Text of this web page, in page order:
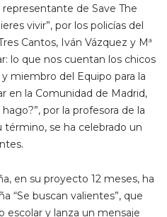
de Save The
vivir”, por los policías del
Cantos, Iván Vázquez y Mª
lo que nos cuentan los chicos
miembro del Equipo para la
en la Comunidad de Madrid,
por la profesora de la
término, se ha celebrado un
en su proyecto 12 meses, ha
“Se buscan valientes”, que
escolar y lanza un mensaje